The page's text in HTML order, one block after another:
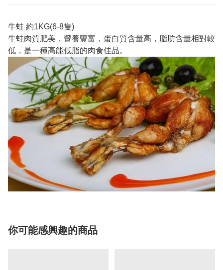
牛蛙 約1KG(6-8隻)
牛蛙肉質肥美，營養豐富，蛋白質含量高，脂肪含量相對較
低，是一種高能低脂的肉食佳品。
你可能感興趣的商品